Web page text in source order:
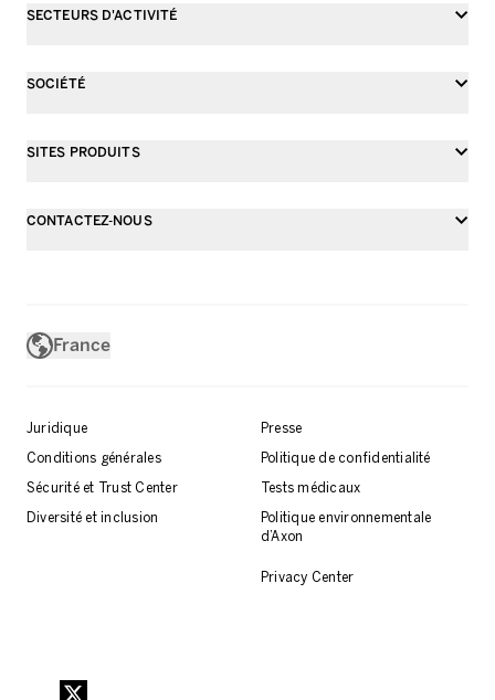
SECTEURS D'ACTIVITÉ
SOCIÉTÉ
SITES PRODUITS
CONTACTEZ-NOUS
France
Juridique
Presse
Conditions générales
Politique de confidentialité
Sécurité et Trust Center
Tests médicaux
Diversité et inclusion
Politique environnementale
d’Axon
Privacy Center